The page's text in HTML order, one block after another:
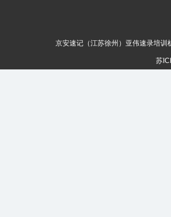
京安速记（江苏徐州）亚伟速录培
苏